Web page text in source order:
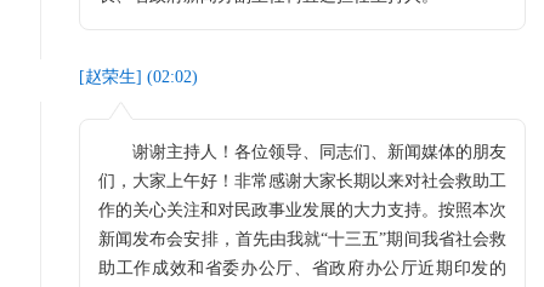
[赵荣生] (02:02)
谢谢主持人！各位领导、同志们、新闻媒体的朋友
们，大家上午好！非常感谢大家长期以来对社会救助工
作的关心关注和对民政事业发展的大力支持。按照本次
新闻发布会安排，首先由我就“十三五”期间我省社会救
助工作成效和省委办公厅、省政府办公厅近期印发的